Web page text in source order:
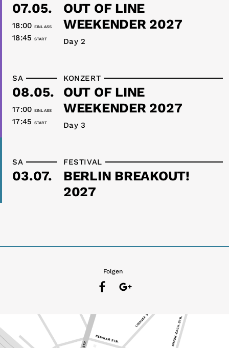
07.05.
EINLASS
18:00
START
18:45
OUT OF LINE
WEEKENDER 2027
Day 2
SA
08.05.
EINLASS
17:00
START
17:45
KONZERT
OUT OF LINE
WEEKENDER 2027
Day 3
SA
03.07.
FESTIVAL
BERLIN BREAKOUT!
2027
Folgen